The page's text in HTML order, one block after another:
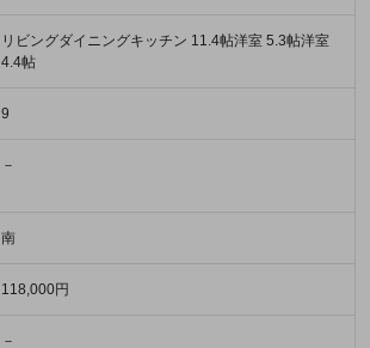
リビングダイニングキッチン 11.4帖洋室 5.3帖洋室
4.4帖
9
－
南
118,000円
－